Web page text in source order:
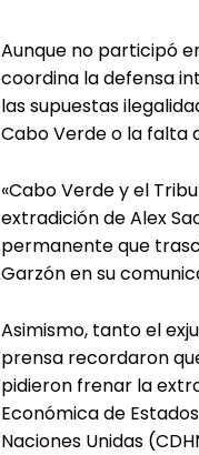
Aunque no participó
coordina la defensa
las supuestas
Cabo Verde o la falta
«Cabo Verde y el
extradición de Alex
permanente que
Garzón en su
Asimismo, tanto el
prensa recordaron
pidieron frenar la
Económica de
Naciones Unidas